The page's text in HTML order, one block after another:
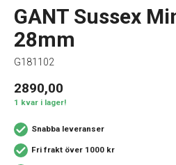
GANT Sussex
28mm
G181102
2890,00
1 kvar i lager!
Snabba leveranser
Fri frakt över 1000 kr